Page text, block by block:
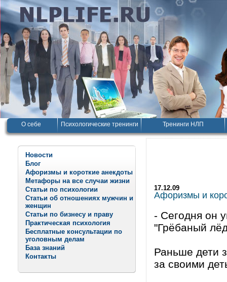
О себе Психологические тренинги Тренинги НЛП
Новости
Блог
Афоризмы и короткие анекдоты
Метафоры на все случаи жизни
Статьи по психологии
Статьи об отношениях мужчин и
женщин
Статьи по бизнесу и праву
Практическая психология
Бесплатные консультации по
уголовным делам
База знаний
Контакты
17.12.09
Афоризмы и
- Сегодня он
"Грёбаный
Раньше дети
за своими